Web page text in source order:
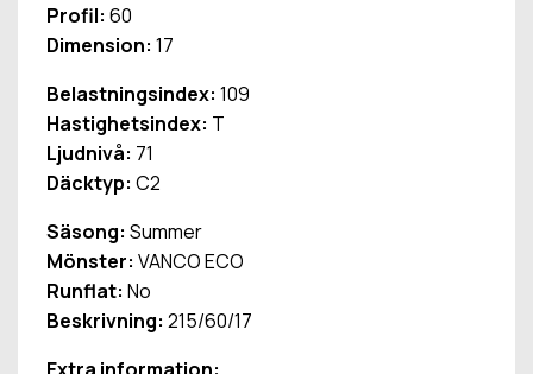
Profil: 60
Dimension: 17
Belastningsindex: 109
Hastighetsindex: T
Ljudnivå: 71
Däcktyp: C2
Säsong: Summer
Mönster: VANCO ECO
Runflat: No
Beskrivning: 215/60/17